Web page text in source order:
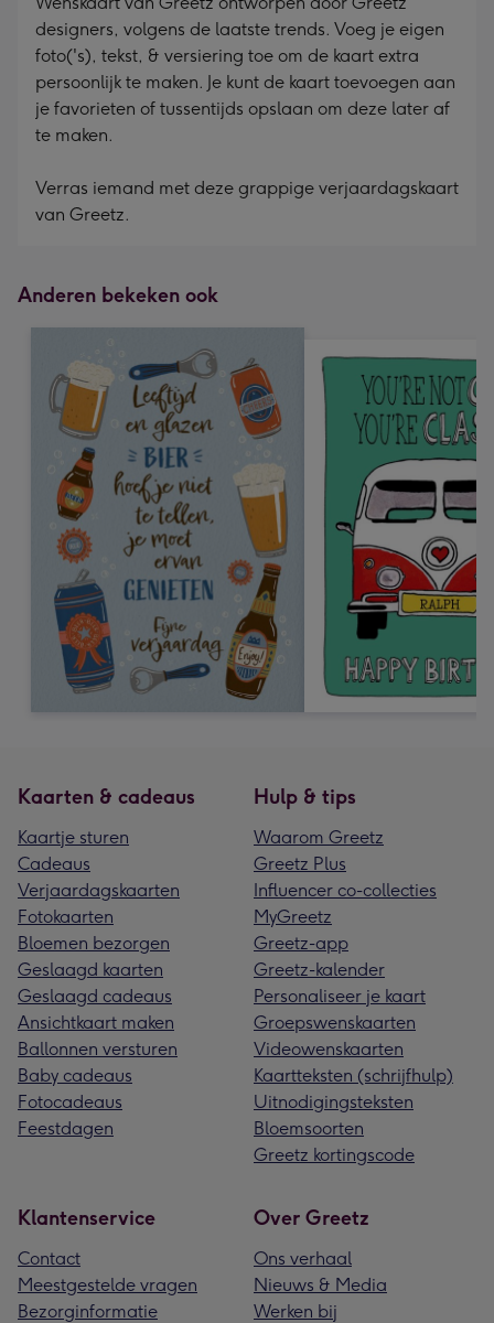
designers, volgens de laatste trends. Voeg je eigen
foto('s), tekst, & versiering toe om de kaart extra
persoonlijk te maken. Je kunt de kaart toevoegen aan
je favorieten of tussentijds opslaan om deze later af
te maken.
Verras iemand met deze grappige verjaardagskaart
van Greetz.
Anderen bekeken ook
Kaarten & cadeaus
Kaartje sturen
Cadeaus
Verjaardagskaarten
Fotokaarten
Bloemen bezorgen
Geslaagd kaarten
Geslaagd cadeaus
Ansichtkaart maken
Ballonnen versturen
Baby cadeaus
Fotocadeaus
Feestdagen
Hulp & tips
Waarom Greetz
Greetz Plus
Influencer co-collecties
MyGreetz
Greetz-app
Greetz-kalender
Personaliseer je kaart
Groepswenskaarten
Videowenskaarten
Kaartteksten (schrijfhulp)
Uitnodigingsteksten
Bloemsoorten
Greetz kortingscode
Klantenservice
Contact
Meestgestelde vragen
Bezorginformatie
Over Greetz
Ons verhaal
Nieuws & Media
Werken bij